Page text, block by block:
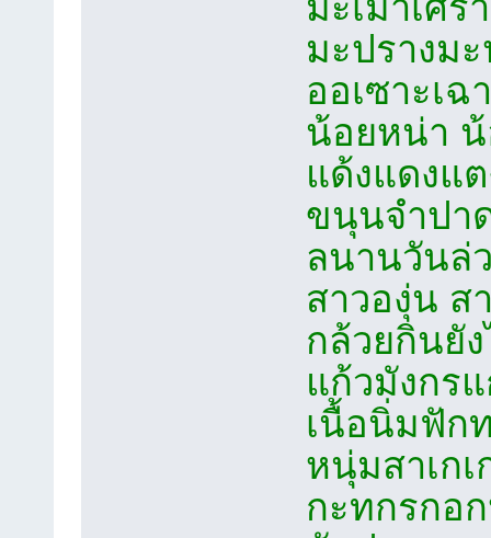
มะปราง
ออเซาะเฉ
น้อยหน่า
แด้งแดงแ
ขนุนจำป
ลนานวันล่
สาวองุ่น
กล้วยกินยั
แก้วมังก
เนื้อนิ่มฟั
หนุ่มสาเ
กะทกรกอ